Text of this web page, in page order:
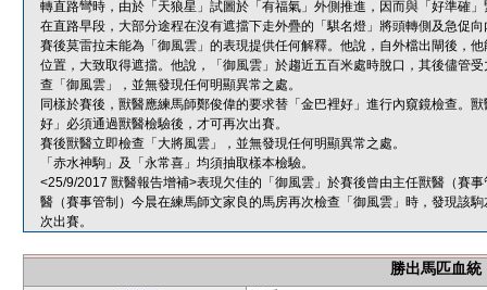
轉直路彎時，由於「天狼星」試圖於「有福氣」外側推進，因而與「好準確
在直路早段，大部分途程在沒有遮擋下走外疊的「騏名燈」將頭轉側及急促向
賽後莫雷拉未能為「御風雲」的表現提供任何解釋。他說，自外檔出閘後，
位置，大致取得遮擋。他說，「御風雲」於趨近五百米處時脫口，其後儘管
查「御風雲」，並無發現任何明顯異常之處。
同樣於賽後，獸醫應練馬師鄭俊偉的要求替「金巴裡好」進行內窺鏡檢查。
好」必須通過獸醫檢驗後，才可再次出賽。
賽後獸醫立即檢查「大將風雲」，並無發現任何明顯異常之處。
「赤水神駒」及「永常喜」均須抽取樣本檢驗。
<25/9/2017 獸醫報告增補>表現欠佳的「御風雲」於賽後曾由主任獸醫（賽
醫（賽事管制）今晨在練馬師文家良的馬房再次檢查「御風雲」時，發現該
次出賽。
勝出馬匹血統